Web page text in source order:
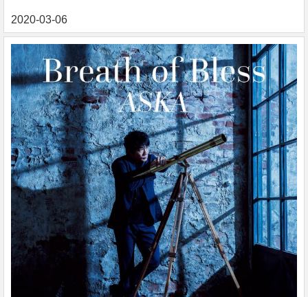
New Album『Breath of Bless』のデジタルブックレット。全
40ページ。 ■収録コンテンツ ・散文詩＆全曲歌詞 ・音楽ライ
ターライナーノーツ ・撮りおろし写真 収録コンテンツ ・散
文詩＆全曲歌詞 ・音楽ライターライナーノーツ ・撮りおろし
写真 ファイルサイズ：72.0MB